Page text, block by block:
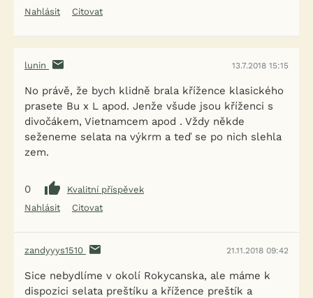
Nahlásit
Citovat
lunin 13.7.2018 15:15
No právě, že bych klidně brala křížence klasického
prasete Bu x L apod. Jenže všude jsou kříženci s
divočákem, Vietnamcem apod . Vždy někde
seženeme selata na výkrm a teď se po nich slehla
zem.
0
Kvalitní příspěvek
Nahlásit
Citovat
zandyyys1510 21.11.2018 09:42
Sice nebydlíme v okolí Rokycanska, ale máme k
dispozici selata preštíku a křížence preštík a